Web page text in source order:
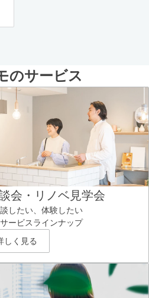
のサービス
会・リノベ見学会
したい、体験したい
ービスラインナップ
しく見る